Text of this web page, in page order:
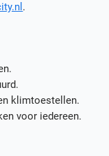
.
klimtoestellen.
voor iedereen.